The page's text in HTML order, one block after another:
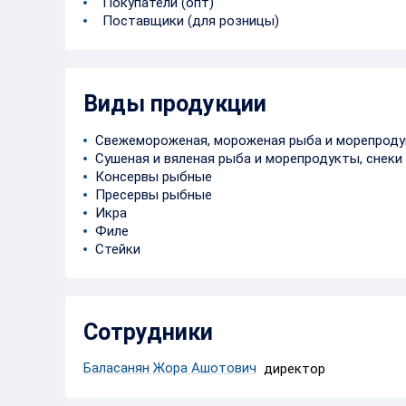
Поставщики (для розницы)
Виды продукции
Свежемороженая, мороженая рыба и
Сушеная и вяленая рыба и морепродукты, снеки
Консервы рыбные
Пресервы рыбные
Икра
Филе
Стейки
Сотрудники
Баласанян Жора Ашотович директор